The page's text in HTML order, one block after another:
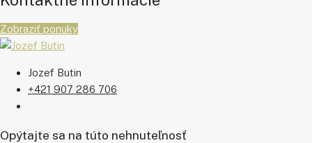
Zobraziť ponuky
Jozef Butin
+421 907 286 706
Opýtajte sa na túto nehnuteľnosť